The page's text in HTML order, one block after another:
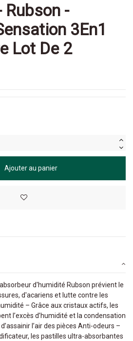
Rubson -
3En1
Lot De 2
Ajouter au panier
d'humidité Rubson prévient le
d'acariens et lutte contre les
– Grâce aux cristaux actifs, les
l’excès d’humidité et la condensation
l’air des pièces Anti-odeurs –
les pastilles ultra-absorbantes